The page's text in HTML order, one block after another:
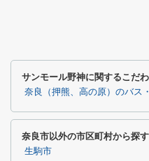
サンモール野神に関するこだ
奈良（押熊、高の原）のバス
奈良市以外の市区町村から探す
生駒市